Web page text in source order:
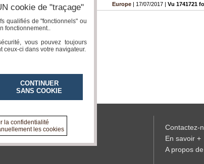
Europe | 17/07/2017 |Vu 1741721
Contactez-
En savoir +
A propos
cookie de "traçage"
qualifiés de "fonctionnels" ou
fonctionnement..
vous pouvez toujours
ceux-ci dans votre navigateur.
CONTINUER
SANS COOKIE
la confidentialité
les cookies